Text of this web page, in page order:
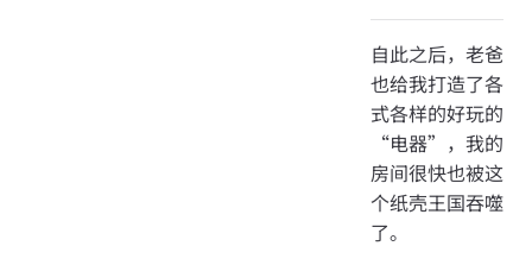
自此之后，老爸
也给我打造了各
式各样的好玩的
“电器”，我的
房间很快也被这
个纸壳王国吞噬
了。